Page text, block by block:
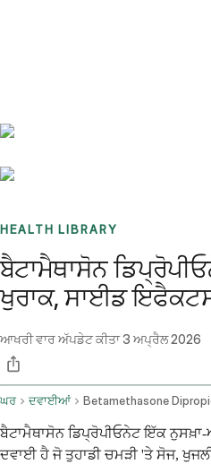
HEALTH LIBRARY
ਬੈਟਾਮੈਥਾਸੋਨ
ਖੁਰਾਕ, ਸਾਈਡ
ਆਖਰੀ ਵਾਰ ਅੱਪਡੇਟ ਕੀਤਾ3 ਅਪ੍ਰੈਲ 2026
ਘਰ ਦਵਾਈਆਂ
ਬੈਟਾਮੈਥਾਸੋਨ ਡਿਪ੍ਰੋਪੀਓਨੇਟ ਇੱਕ
ਦਵਾਈ ਹੈ ਜੋ ਤੁਹਾਡੀ ਚਮੜੀ 'ਤੇ ਸੋਜ,